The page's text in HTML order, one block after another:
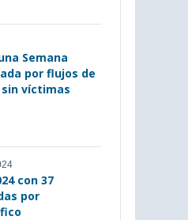
Semana
por flujos de
víctimas
con 37
por